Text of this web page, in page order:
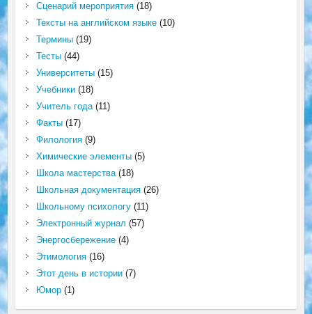
Сценарий мероприятия(18)
Тексты на английском языке(10)
Термины(19)
Тесты(44)
Университеты(15)
Учебники(18)
Учитель года(11)
Факты(17)
Филология(9)
Химические элементы(5)
Школа мастерства(18)
Школьная документация(26)
Школьному психологу(11)
Электронный журнал (57)
Энергосбережение(4)
Этимология(16)
Этот день в истории(7)
Юмор(1)